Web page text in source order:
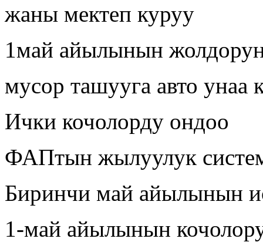
жаны мектеп куруу
1май айылынын
мусор ташууга авто унаа
Ички кочолорду ондоо
ФАПтын жылуулук
Биринчи май айылынын
1-май айылынын